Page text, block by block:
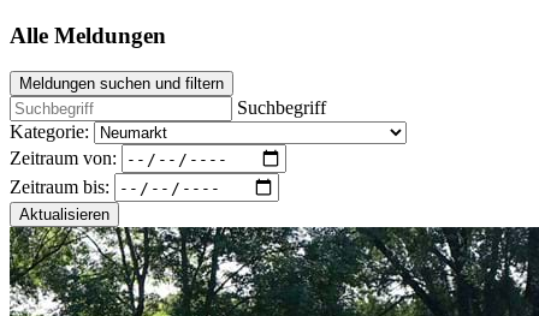
Alle Meldungen
Meldungen suchen und filtern
Suchbegriff
Kategorie:
Zeitraum von:
Zeitraum bis:
Aktualisieren